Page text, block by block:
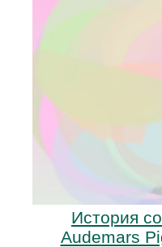
История
Audemars